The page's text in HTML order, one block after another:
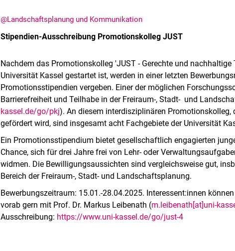
@Landschaftsplanung und Kommunikation
Stipendien-Ausschreibung Promotionskolleg JUST
Nachdem das Promotionskolleg 'JUST - Gerechte und
Universität Kassel gestartet ist, werden in einer letzten
Promotionsstipendien vergeben. Einer der möglichen
Barrierefreiheit und Teilhabe in der Freiraum-, Stadt- und
kassel.de/go/pkj). An diesem interdisziplinären Promotionskolleg,
gefördert wird, sind insgesamt acht Fachgebiete der Universität
Ein Promotionsstipendium bietet gesellschaftlich engagierten
Chance, sich für drei Jahre frei von Lehr- oder
widmen. Die Bewilligungsaussichten sind vergleichsweise gut,
Bereich der Freiraum-, Stadt- und Landschaftsplanung.
Bewerbungszeitraum: 15.01.-28.04.2025. Interessent:innen
vorab gern mit Prof. Dr. Markus Leibenath (m.leibenath[at]uni-
Ausschreibung: https://www.uni-kassel.de/go/just-4